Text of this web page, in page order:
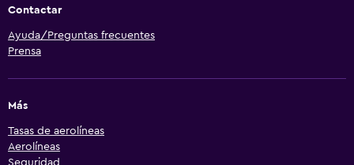
Contactar
Ayuda/Preguntas frecuentes
Prensa
Más
Tasas de aerolíneas
Aerolíneas